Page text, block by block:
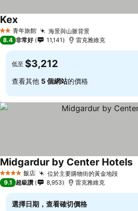
2 星級青年旅館 海景與山脈背景
Kex
8.4 非常好 11,141 雷克雅維克
低至 $3,212
查看其他 5 個網站的價格
4 星級 飯店 位於主要購物街的黃金地段
Midgardur by Center Hotels
9.1 超級讚 8,953 雷克雅維克
選擇日期，查看確切價格